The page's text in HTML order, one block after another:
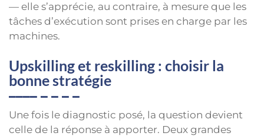
— elle s’apprécie, au contraire, à mesure que les
tâches d’exécution sont prises en charge par les
machines.
Upskilling et reskilling : choisir la
bonne stratégie
Une fois le diagnostic posé, la question devient
celle de la réponse à apporter. Deux grandes